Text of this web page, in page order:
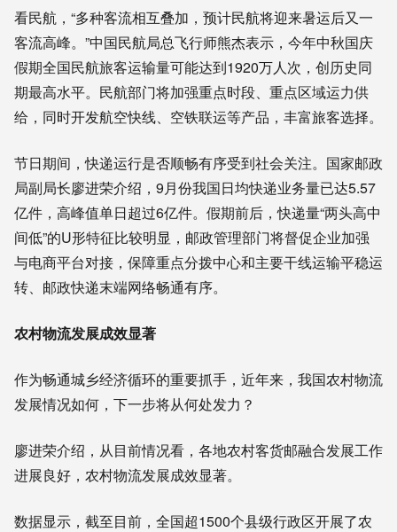
看民航，“多种客流相互叠加，预计民航将迎来暑运后又一
客流高峰。”中国民航局总飞行师熊杰表示，今年中秋国庆
假期全国民航旅客运输量可能达到1920万人次，创历史同
期最高水平。民航部门将加强重点时段、重点区域运力供
给，同时开发航空快线、空铁联运等产品，丰富旅客选择。
节日期间，快递运行是否顺畅有序受到社会关注。国家邮政
局副局长廖进荣介绍，9月份我国日均快递业务量已达5.57
亿件，高峰值单日超过6亿件。假期前后，快递量“两头高中
间低”的U形特征比较明显，邮政管理部门将督促企业加强
与电商平台对接，保障重点分拨中心和主要干线运输平稳运
转、邮政快递末端网络畅通有序。
农村物流发展成效显著
作为畅通城乡经济循环的重要抓手，近年来，我国农村物流
发展情况如何，下一步将从何处发力？
廖进荣介绍，从目前情况看，各地农村客货邮融合发展工作
进展良好，农村物流发展成效显著。
数据显示，截至目前，全国超1500个县级行政区开展了农